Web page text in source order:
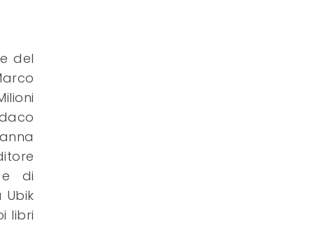
del
e di
libri